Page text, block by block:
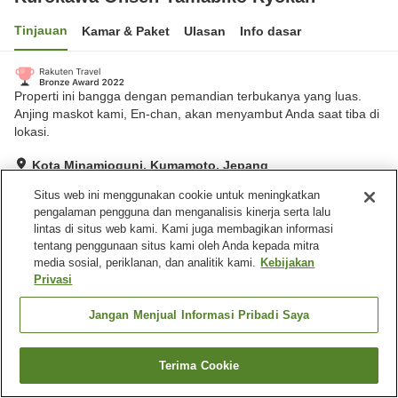
Tinjauan Kamar & Paket Ulasan Info dasar
Properti ini bangga dengan pemandian terbukanya yang luas.
Anjing maskot kami, En-chan, akan menyambut Anda saat tiba di
lokasi.
Kota Minamioguni, Kumamoto, Jepang
Hebat Ulasan:193
Fasilitas properti
Tempat parkir
Spa / Salon kecantikan
Makan pribadi
Beranda
Kurokawa Onsen Yamabiko RyokanCari kamar
Situs web ini menggunakan cookie untuk meningkatkan
pengalaman pengguna dan menganalisis kinerja serta lalu
lintas di situs web kami. Kami juga membagikan informasi
tentang penggunaan situs kami oleh Anda kepada mitra
media sosial, periklanan, dan analitik kami. Kebijakan
Privasi
Jangan Menjual Informasi Pribadi Saya
Terima Cookie